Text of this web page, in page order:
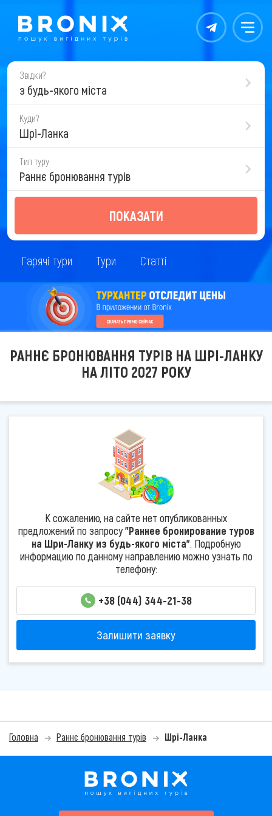
Контакты Меню
Звідки?
з будь-якого міста
Куди?
Шрі-Ланка
Тип туру
Раннє бронювання турів
ПОКАЗАТИ
Гарячі тури Тури Статті
РАННЄ БРОНЮВАННЯ ТУРІВ НА ШРІ-ЛАНКУ
НА ЛІТО 2027 РОКУ
К сожалению, на сайте нет опубликованных
предложений по запросу"Раннее бронирование туров
на Шри-Ланку из будь-якого міста". Подробную
информацию по данному направлению можно узнать по
телефону:
+38 (044) 344-21-38
Залишити заявку
Головна Раннє бронювання турів Шрі-Ланка